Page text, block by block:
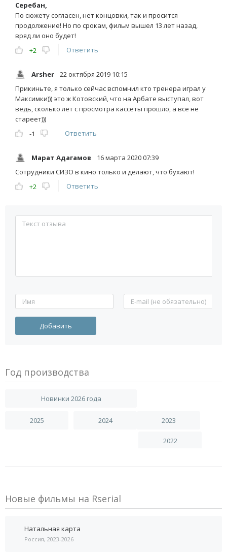
Серебан,
По сюжету согласен, нет концовки, так и просится
продолжение! Но по срокам, фильм вышел 13 лет назад,
вряд ли оно будет!
+2
Ответить
Arsher
22 октября 2019 10:15
Прикиньте, я только сейчас вспомнил кто тренера играл у
Максимки))) это ж Котовский, что на Арбате выступал, вот
ведь, сколько лет с просмотра кассеты прошло, а все не
стареет)))
-1
Ответить
Марат Адагамов
16 марта 2020 07:39
Сотрудники СИЗО в кино только и делают, что бухают!
+2
Ответить
Год производства
Новинки 2026 года
2025 2024 2023
2022
Новые фильмы на Rserial
Натальная карта
Россия, 2023-2026